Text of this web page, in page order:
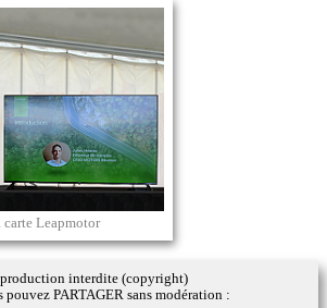
Leapmotor
interdite (copyright)
pouvez PARTAGER sans modération :